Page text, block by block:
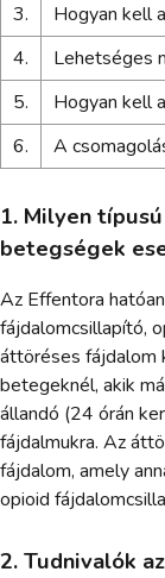
3.
Hogyan kell
4.
Lehetséges
5.
Hogyan kell
6.
A
1. Milyen
betegségek
Az Effentora
fájdalomcsillapító,
áttöréses fájdalom
betegeknél, akik
állandó (24 órán
fájdalmukra. Az
fájdalom, amely
opioid
2. Tudnivalók